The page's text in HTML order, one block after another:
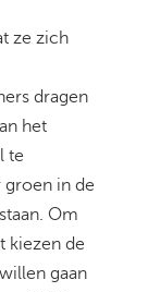
ze zich
dragen
het
te
in de
Om
kiezen de
gaan